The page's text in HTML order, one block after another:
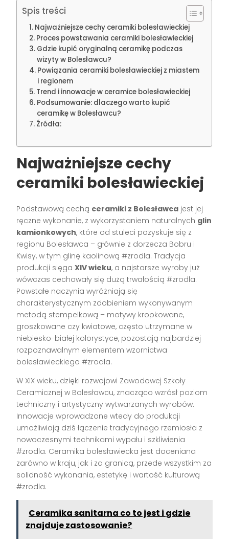
Spis treści
Najważniejsze cechy ceramiki bolesławieckiej
Proces powstawania ceramiki bolesławieckiej
Gdzie kupić oryginalną ceramikę podczas
wizyty w Bolesławcu?
Powiązania ceramiki bolesławieckiej z miastem
i regionem
Trend i innowacje w ceramice bolesławieckiej
Podsumowanie: dlaczego warto kupić
ceramikę w Bolesławcu?
Źródła:
Najważniejsze cechy
ceramiki bolesławieckiej
Podstawową cechą ceramiki z Bolesławca jest jej
ręczne wykonanie, z wykorzystaniem naturalnych glin
kamionkowych, które od stuleci pozyskuje się z
regionu Bolesławca – głównie z dorzecza Bobru i
Kwisy, w tym glinę kaolinową #zrodla. Tradycja
produkcji sięgaXIV wieku, a najstarsze wyroby już
wówczas cechowały się dużą trwałością #zrodla.
Powstałe naczynia wyróżniają się
charakterystycznym zdobieniem wykonywanym
metodą stempelkową – motywy kropkowane,
groszkowane czy kwiatowe, często utrzymane w
niebiesko-białej kolorystyce, pozostają najbardziej
rozpoznawalnym elementem wzornictwa
bolesławieckiego #zrodla.
W XIX wieku, dzięki rozwojowi Zawodowej Szkoły
Ceramicznej w Bolesławcu, znacząco wzrósł poziom
techniczny i artystyczny wytwarzanych wyrobów.
Innowacje wprowadzone wtedy do produkcji
umożliwiają dziś łączenie tradycyjnego rzemiosła z
nowoczesnymi technikami wypału i szkliwienia
#zrodla. Ceramika bolesławiecka jest doceniana
zarówno w kraju, jak i za granicą, przede wszystkim za
solidność wykonania, estetykę i wartość kulturową
#zrodla.
Ceramika sanitarna co to jest i gdzie
znajduje zastosowanie?